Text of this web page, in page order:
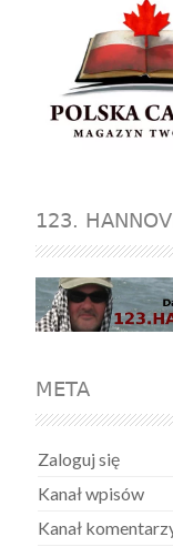
123.
META
Zaloguj się
Kanał wpisów
Kanał